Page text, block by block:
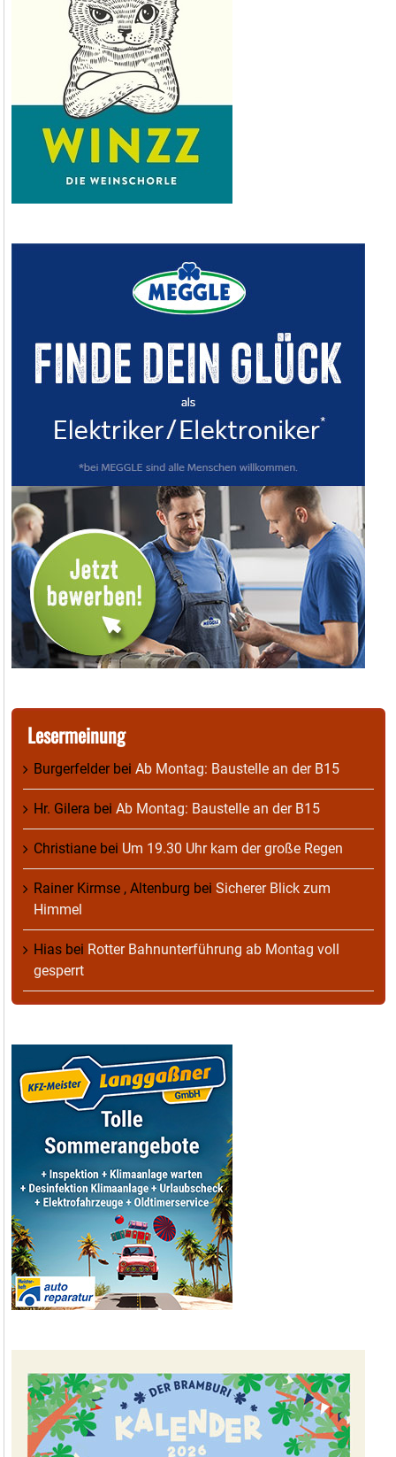
Lesermeinung
Burgerfelderbei Ab Montag: Baustelle an der B15
Hr. Gilera bei Ab Montag: Baustelle an der B15
Christiane bei Um 19.30 Uhr kam der große Regen
Rainer Kirmse , Altenburg bei Sicherer Blick zum
Himmel
Hias bei Rotter Bahnunterführung ab Montag voll
gesperrt